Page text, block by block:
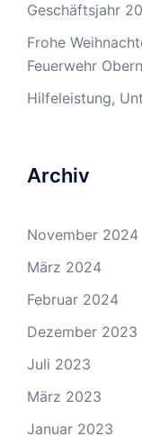
Geschäftsjahr
Frohe
Feuerwehr
Hilfeleistung,
Archiv
November 2024
März 2024
Februar 2024
Dezember 2023
Juli 2023
März 2023
Januar 2023